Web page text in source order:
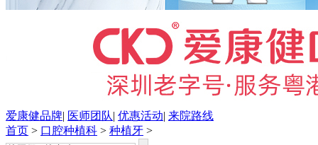
爱康健品牌| 医师团队| 优惠活动| 来院路线
首页 > 口腔种植科 > 种植牙 >